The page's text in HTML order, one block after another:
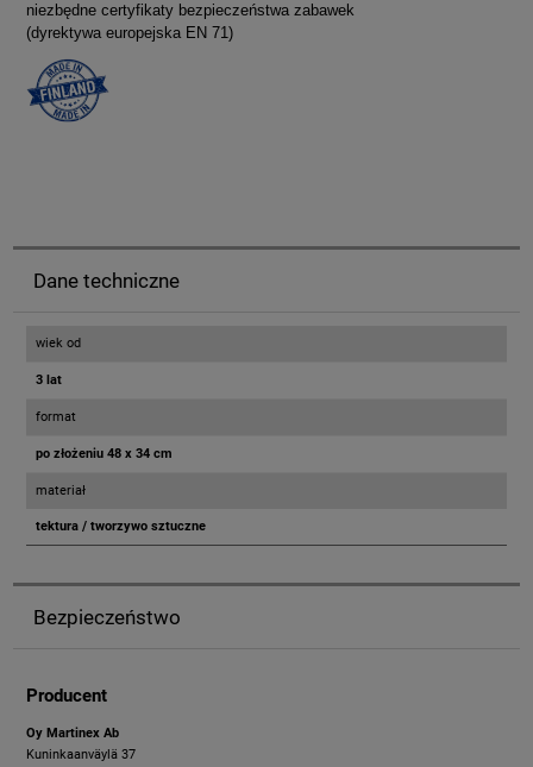
niezbędne certyfikaty bezpieczeństwa zabawek
(dyrektywa europejska EN 71)
Dane techniczne
wiek od
3 lat
format
po złożeniu 48 x 34 cm
materiał
tektura / tworzywo sztuczne
Bezpieczeństwo
Producent
Oy Martinex Ab
Kuninkaanväylä 37